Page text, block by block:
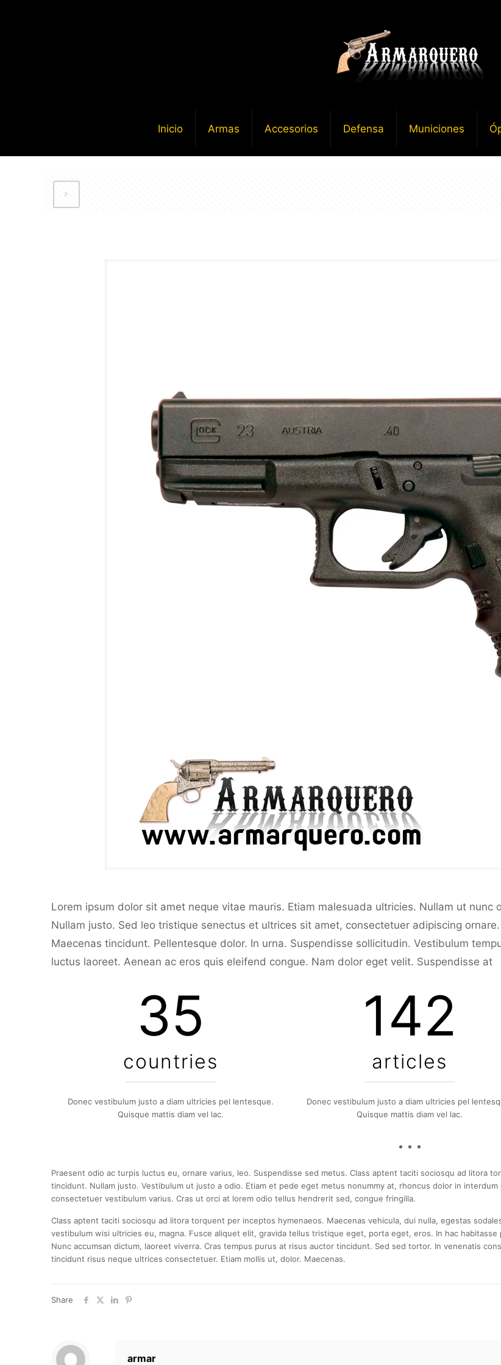
Inicio Armas Accesorios Defensa Municiones
Lorem ipsum dolor sit amet neque vitae mauris. Etiam malesuada ultricies. Nullam ut
Nullam justo. Sed leo tristique senectus et ultrices sit amet, consectetuer adipiscing
Maecenas tincidunt. Pellentesque dolor. In urna. Suspendisse sollicitudin. Vestibulum
luctus laoreet. Aenean ac eros quis eleifend congue. Nam dolor eget velit. Suspendisse at
35
countries
Donec vestibulum justo a diam ultricies pel lentesque.
Quisque mattis diam vel lac.
142
articles
Donec vestibulum justo a diam ultricies pel
Quisque mattis diam vel lac.
Praesent odio ac turpis luctus eu, ornare varius, leo. Suspendisse sed metus. Class aptent taciti sociosqu ad litora
tincidunt. Nullam justo. Vestibulum ut justo a odio. Etiam et pede eget metus nonummy at, rhoncus dolor in
consectetuer vestibulum varius. Cras ut orci at lorem odio tellus hendrerit sed, congue fringilla.
Class aptent taciti sociosqu ad litora torquent per inceptos hymenaeos. Maecenas vehicula, dui nulla, egestas
vestibulum wisi ultricies eu, magna. Fusce aliquet elit, gravida tellus tristique eget, porta eget, eros. In hac
Nunc accumsan dictum, laoreet viverra. Cras tempus purus at risus auctor tincidunt. Sed sed tortor. In venenatis
tincidunt risus neque ultrices consectetuer. Etiam mollis ut, dolor. Maecenas.
Share
armar